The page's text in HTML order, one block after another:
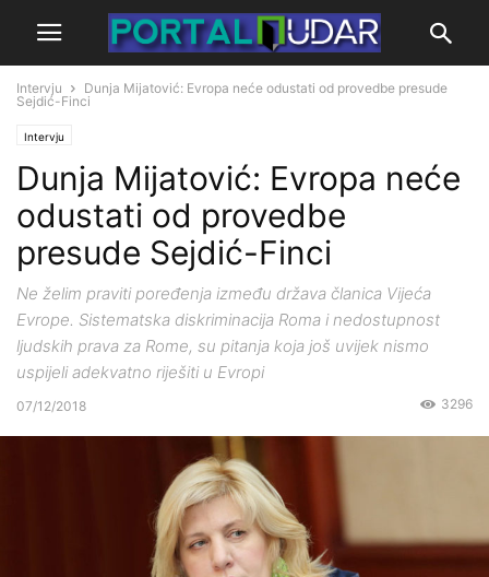
Intervju
Dunja Mijatović: Evropa neće odustati od provedbe presude
Sejdić-Finci
Intervju
Dunja Mijatović: Evropa neće
odustati od provedbe
presude Sejdić-Finci
Ne želim praviti poređenja između država članica Vijeća
Evrope. Sistematska diskriminacija Roma i nedostupnost
ljudskih prava za Rome, su pitanja koja još uvijek nismo
uspijeli adekvatno riješiti u Evropi
07/12/2018 3296